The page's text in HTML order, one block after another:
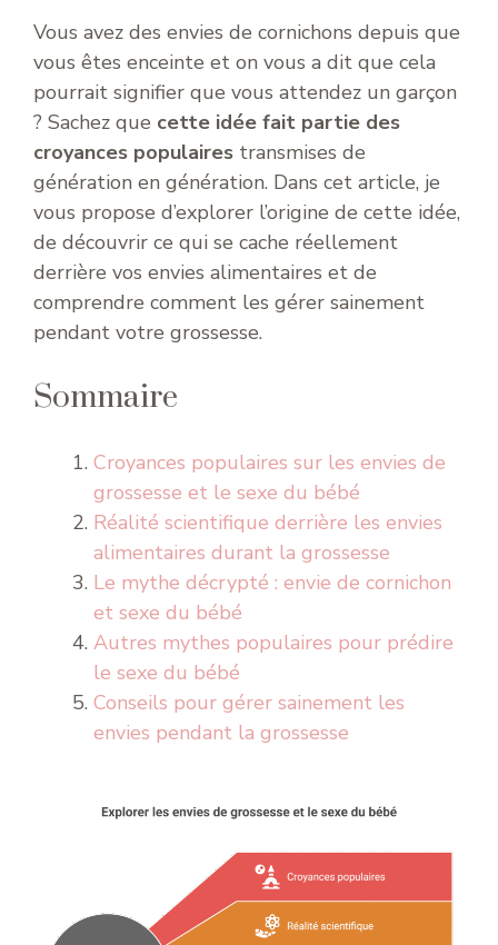
Vous avez des envies de cornichons depuis que
vous êtes enceinte et on vous a dit que cela
pourrait signifier que vous attendez un garçon
? Sachez que cette idée fait partie des
croyances populaires transmises de
génération en génération. Dans cet article, je
vous propose d’explorer l’origine de cette idée,
de découvrir ce qui se cache réellement
derrière vos envies alimentaires et de
comprendre comment les gérer sainement
pendant votre grossesse.
Sommaire
Croyances populaires sur les envies de
grossesse et le sexe du bébé
Réalité scientifique derrière les envies
alimentaires durant la grossesse
Le mythe décrypté : envie de cornichon
et sexe du bébé
Autres mythes populaires pour prédire
le sexe du bébé
Conseils pour gérer sainement les
envies pendant la grossesse